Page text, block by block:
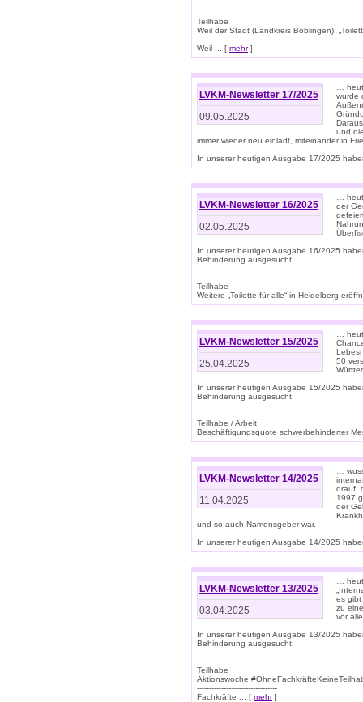
Teilhabe
Weil der Stadt (Landkreis Böblingen):
--------------------------------------
Weil ... [ mehr]
LVKM-Newsletter 17/2025
09.05.2025
…
wurde
und
immer wieder neu einlädt, miteinander in
In unserer heutigen Ausgabe 17/2025
LVKM-Newsletter 16/2025
02.05.2025
…
der
In unserer heutigen Ausgabe 16/2025
Behinderung ausgesucht:
Teilhabe
Weitere „Toilette für alle“ in Heidelberg
LVKM-Newsletter 15/2025
25.04.2025
…
50
In unserer heutigen Ausgabe 15/2025
Behinderung ausgesucht:
Teilhabe / Arbeit
Beschäftigungsquote schwerbehinderter
LVKM-Newsletter 14/2025
11.04.2025
…
drauf,
1997
der
und so auch Namensgeber war.
In unserer heutigen Ausgabe 14/2025
LVKM-Newsletter 13/2025
03.04.2025
…
es gibt
zu
vor
In unserer heutigen Ausgabe 13/2025
Behinderung ausgesucht:
Teilhabe
Aktionswoche
---------------------------------
Fachkräfte ... [ mehr]